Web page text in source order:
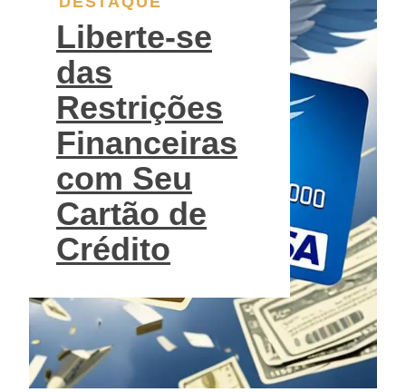
Liberte-se
das
Restrições
Financeiras
com Seu
Cartão de
Crédito